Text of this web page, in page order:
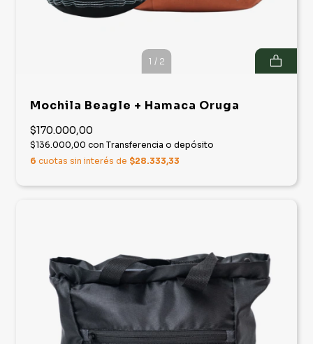
1 / 2
Mochila Beagle + Hamaca Oruga
$170.000,00
$136.000,00 con Transferencia o depósito
6 cuotas sin interés de $28.333,33